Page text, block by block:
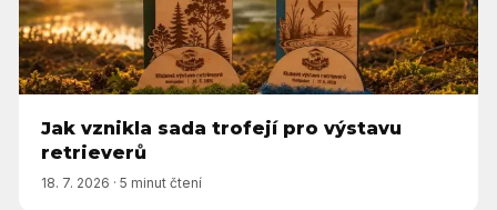
Jak vznikla sada trofejí pro výstavu
retrieverů
18. 7. 2026 · 5 minut čtení